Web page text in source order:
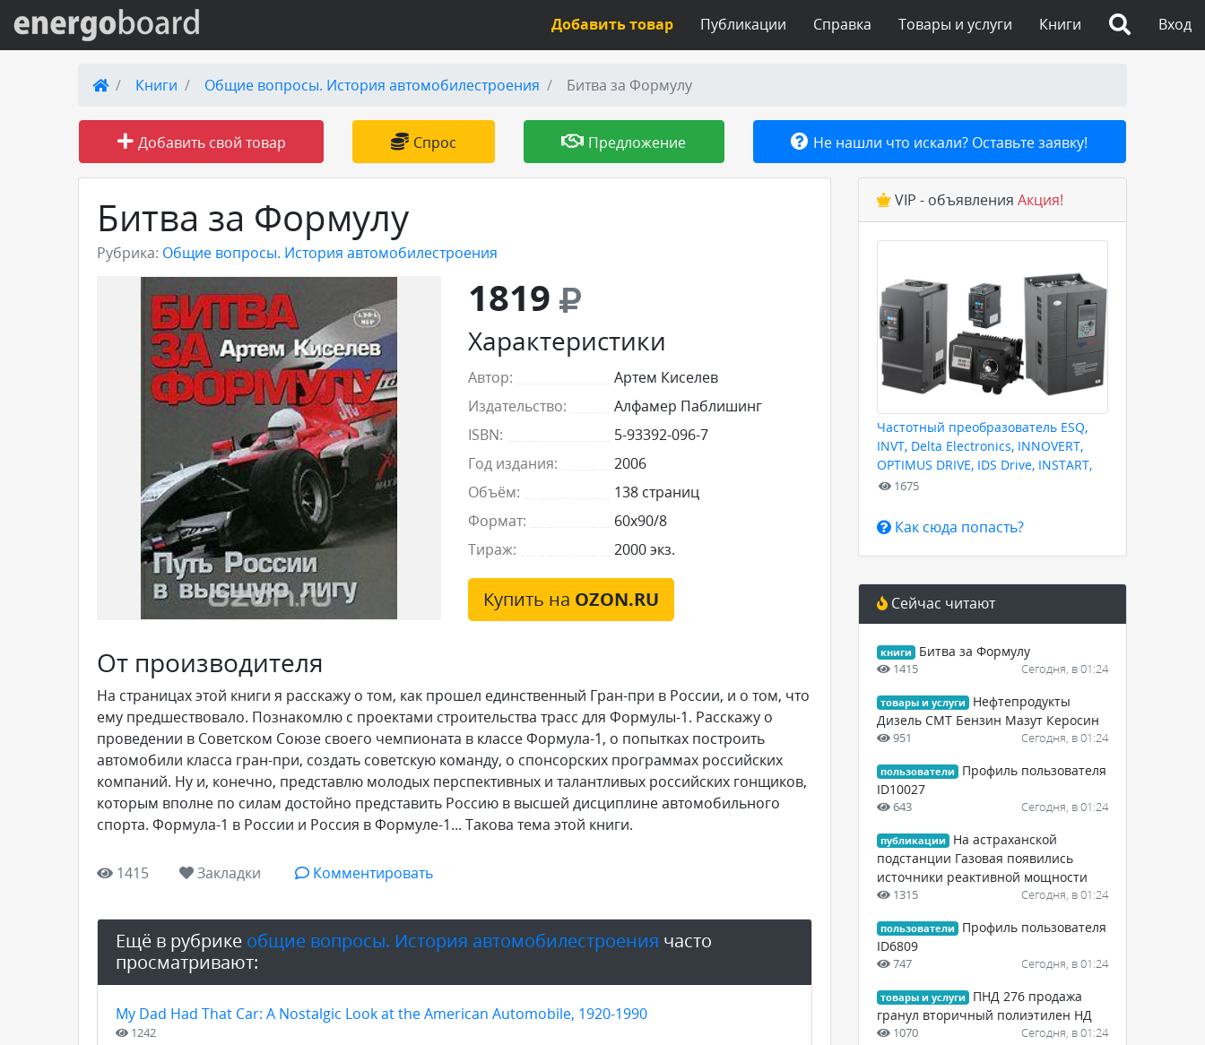
Вход на сайт
Поиск по сайту
Публикации
Справка
Товары и услуги
Добавить товар или услугу
Вход
Книги
Товары и услуги
Справка
Публикации
Добавить товар
Книги Общие вопросы. История автомобилестроения Битва за Формулу
Добавить свой товар Спрос Предложение Не нашли что искали? Оставьте заявку!
Битва за Формулу
Рубрика: Общие вопросы. История автомобилестроения
1819
Характеристики
Автор:
Артем Киселев
Издательство:
Алфамер Паблишинг
ISBN:
5-93392-096-7
Год издания:
2006
Объём:
138 страниц
Формат:
60x90/8
Тираж:
2000 экз.
Купить на OZON.RU
От производителя
На страницах этой книги я расскажу о том, как прошел единственный Гран-при в России, и о том, что
ему предшествовало. Познакомлю с проектами строительства трасс для Формулы-1. Расскажу о
проведении в Советском Союзе своего чемпионата в классе Формула-1, о попытках построить
автомобили класса гран-при, создать советскую команду, о спонсорских программах российских
компаний. Ну и, конечно, представлю молодых перспективных и талантливых российских гонщиков,
которым вполне по силам достойно представить Россию в высшей дисциплине автомобильного
спорта. Формула-1 в России и Россия в Формуле-1... Такова тема этой книги.
1415 Закладки Комментировать
Ещё в рубрике общие вопросы. История автомобилестроения часто
просматривают:
My Dad Had That Car: A Nostalgic Look at the American Automobile, 1920-1990
1242
VIP - объявления Акция!
Частотный преобразователь ESQ,
INVT, Delta Electronics, INNOVERT,
OPTIMUS DRIVE, IDS Drive, INSTART,
HYUNDAI для любых задач
1675
Как сюда попасть?
Сейчас читают
книги Битва за Формулу
1415 Сегодня, в 01:24
товары и услуги
Нефтепродукты
Дизель СМТ Бензин Мазут Керосин
951 Сегодня, в 01:24
пользователи
Профиль пользователя
ID10027
643 Сегодня, в 01:24
публикации
На астраханской
подстанции Газовая появились
источники реактивной мощности
1315 Сегодня, в 01:24
пользователи
Профиль пользователя
ID6809
747 Сегодня, в 01:24
товары и услуги
ПНД 276 продажа
гранул вторичный полиэтилен НД
1070 Сегодня, в 01:24